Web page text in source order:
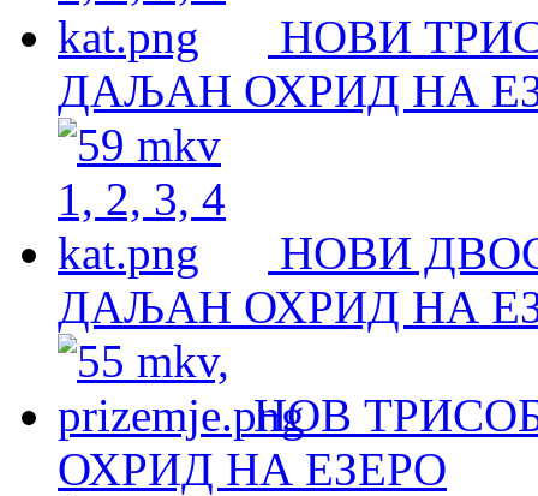
НОВИ
ДАЉАН ОХРИД НА
НОВИ
ДАЉАН ОХРИД НА
НОВ
ОХРИД НА ЕЗЕРО